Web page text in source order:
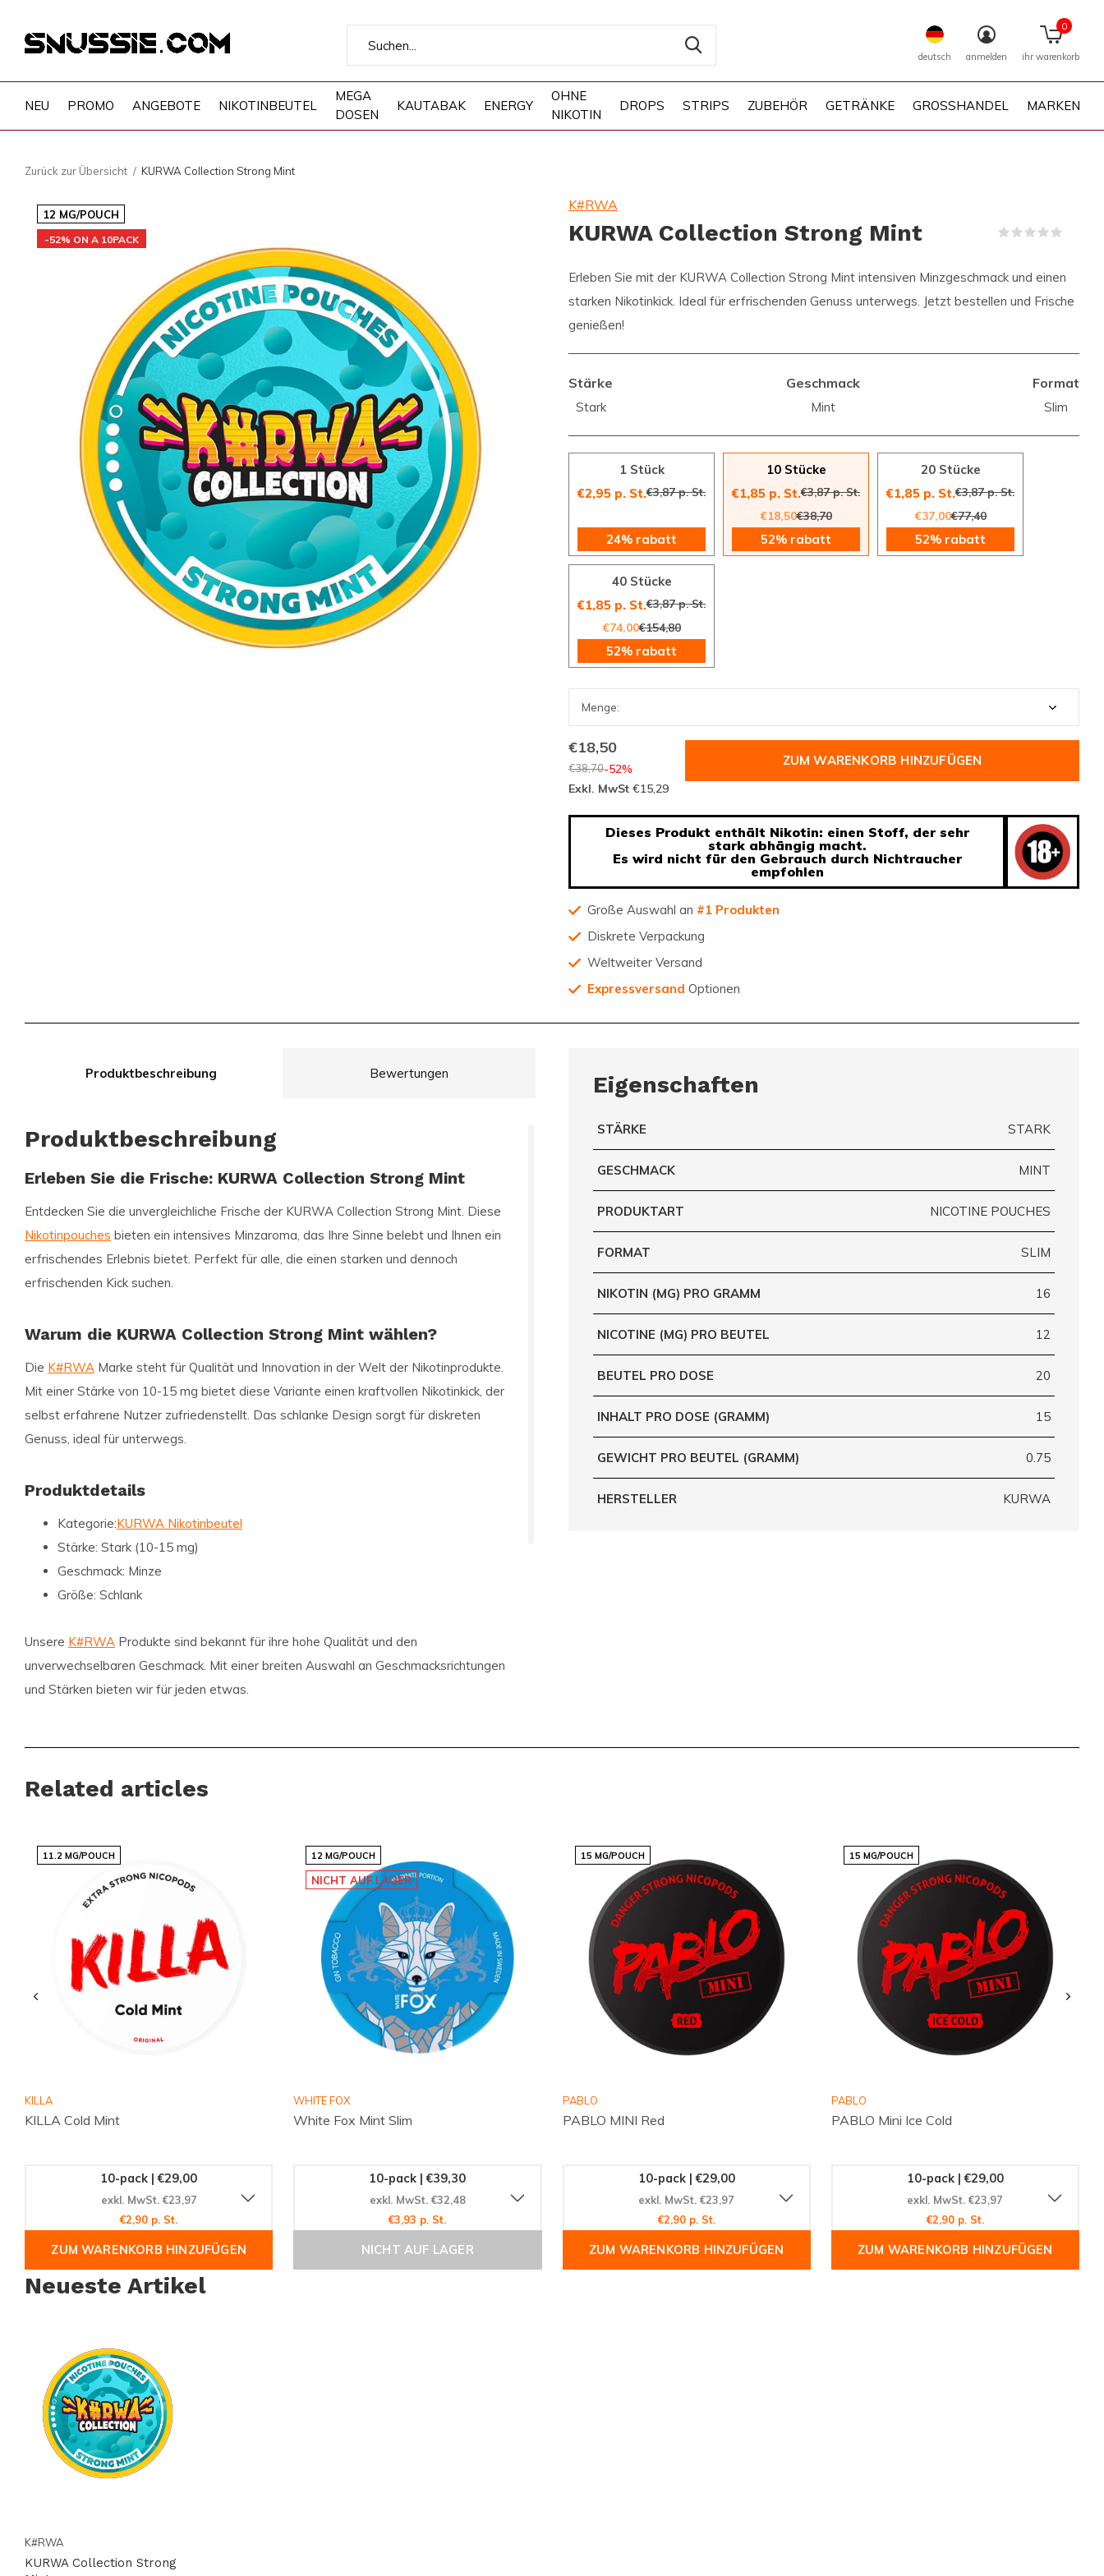
NEU PROMO ANGEBOTE NIKOTINBEUTEL
MEGA
DOSEN
KAUTABAK ENERGY
OHNE
NIKOTIN
DROPS STRIPS ZUBEHÖR GETRÄNKE GROSSHANDEL MARKEN
deutsch anmelden ihr warenkorb
0
Zurück zur Übersicht KURWA Collection Strong Mint
12 MG/POUCH
-52% ON A 10PACK
K#RWA
KURWA Collection Strong Mint
Erleben Sie mit der KURWA Collection Strong Mint intensiven Minzgeschmack und einen
starken Nikotinkick. Ideal für erfrischenden Genuss unterwegs. Jetzt bestellen und Frische
genießen!
Stärke
Stark
Geschmack
Mint
Format
Slim
1 Stück
€2,95 p. St.€3,87 p. St.
24% rabatt
10 Stücke
€1,85 p. St.€3,87 p. St.
€18,50€38,70
52% rabatt
20 Stücke
€1,85 p. St.€3,87 p. St.
€37,00€77,40
52% rabatt
40 Stücke
€1,85 p. St.€3,87 p. St.
€74,00€154,80
52% rabatt
€18,50
€38,70-52%
Exkl. MwSt €15,29
ZUM WARENKORB HINZUFÜGEN
Dieses Produkt enthält Nikotin: einen Stoff, der sehr
stark abhängig macht.
Es wird nicht für den Gebrauch durch Nichtraucher
empfohlen
Große Auswahl an #1 Produkten
Diskrete Verpackung
Weltweiter Versand
Expressversand Optionen
Produktbeschreibung Bewertungen
Produktbeschreibung
Erleben Sie die Frische: KURWA Collection Strong Mint
Entdecken Sie die unvergleichliche Frische der KURWA Collection Strong Mint. Diese
Nikotinpouches bieten ein intensives Minzaroma, das Ihre Sinne belebt und Ihnen ein
erfrischendes Erlebnis bietet. Perfekt für alle, die einen starken und dennoch
erfrischenden Kick suchen.
Warum die KURWA Collection Strong Mint wählen?
Die K#RWA Marke steht für Qualität und Innovation in der Welt der Nikotinprodukte.
Mit einer Stärke von 10-15 mg bietet diese Variante einen kraftvollen Nikotinkick, der
selbst erfahrene Nutzer zufriedenstellt. Das schlanke Design sorgt für diskreten
Genuss, ideal für unterwegs.
Produktdetails
Kategorie:KURWA Nikotinbeutel
Stärke: Stark (10-15 mg)
Geschmack: Minze
Größe: Schlank
Unsere K#RWA Produkte sind bekannt für ihre hohe Qualität und den
unverwechselbaren Geschmack. Mit einer breiten Auswahl an Geschmacksrichtungen
und Stärken bieten wir für jeden etwas.
auszuprobieren. Bestellen Sie jetzt und genießen Sie die schnelle und zuverlässige
auf Snussie.com vertrauen. Tauchen Sie ein in die Welt der erfrischenden Nikotinbeutel
und sichern Sie sich Ihr Paket noch heute!
Eigenschaften
STÄRKE STARK
GESCHMACK MINT
PRODUKTART NICOTINE POUCHES
FORMAT SLIM
NIKOTIN (MG) PRO GRAMM 16
NICOTINE (MG) PRO BEUTEL 12
BEUTEL PRO DOSE 20
INHALT PRO DOSE (GRAMM) 15
GEWICHT PRO BEUTEL (GRAMM) 0.75
HERSTELLER KURWA
Related articles
11.2 MG/POUCH
KILLA
KILLA Cold Mint
10-pack | €29,00
exkl. MwSt. €23,97
€2,90 p. St.
ZUM WARENKORB HINZUFÜGEN
12 MG/POUCH
NICHT AUF LAGER
WHITE FOX
White Fox Mint Slim
10-pack | €39,30
exkl. MwSt. €32,48
€3,93 p. St.
NICHT AUF LAGER
15 MG/POUCH
PABLO
PABLO MINI Red
10-pack | €29,00
exkl. MwSt. €23,97
€2,90 p. St.
ZUM WARENKORB HINZUFÜGEN
15 MG/POUCH
PABLO
PABLO Mini Ice Cold
10-pack | €29,00
exkl. MwSt. €23,97
€2,90 p. St.
ZUM WARENKORB HINZUFÜGEN
Neueste Artikel
K#RWA
KURWA Collection Strong